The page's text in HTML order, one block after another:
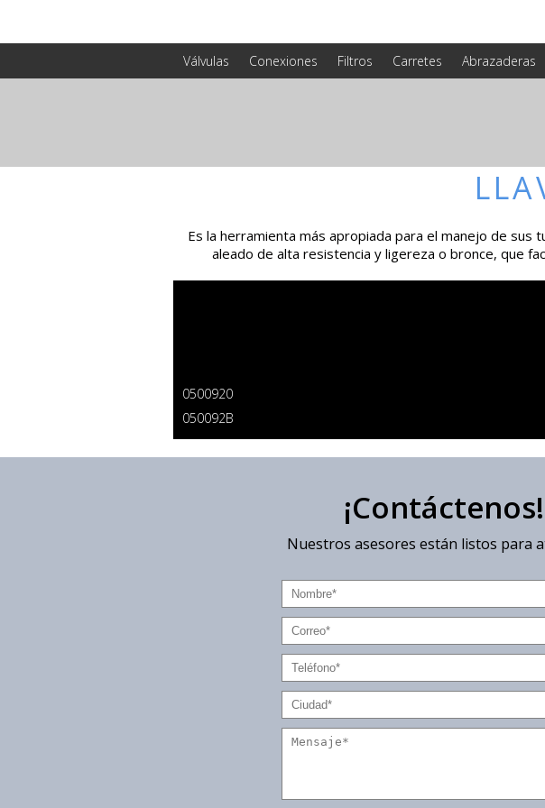
Válvulas Conexiones Filtros Carretes Abrazaderas
Es la herramienta más apropiada para el manejo de sus
aleado de alta resistencia y ligereza o bronce, que
0500920
050092B
¡Contáctenos!
Nuestros asesores están listos para